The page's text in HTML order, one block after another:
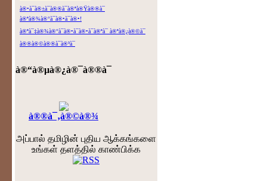
à®•à¯à®±à¯à®®à¯à®ªà®Ÿà®®à¯
à®ªà®¾à®°à¯à®•à¯à®•!
à®ªà¯‡à®¾à®°à¯à®•à¯à®•à¯à®ªà¯ à®ªà®¿à®©à¯
à®®à®©à®®à¯à®³à¯
à®“à®µà®¿à®¯à®®à¯
à®®à¯‚à®©à®¾
அப்பால் தமிழின் புதிய ஆக்கங்களை
உங்கள் தளத்தில் காண்பிக்க